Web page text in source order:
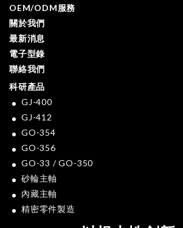
OEM/ODM服務
關於我們
最新消息
電子型錄
聯絡我們
科研產品
GJ-400
GJ-412
GO-354
GO-356
GO-33 / GO-350
砂輪主軸
內藏主軸
精密零件製造